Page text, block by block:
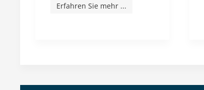
Erfahren Sie mehr ...